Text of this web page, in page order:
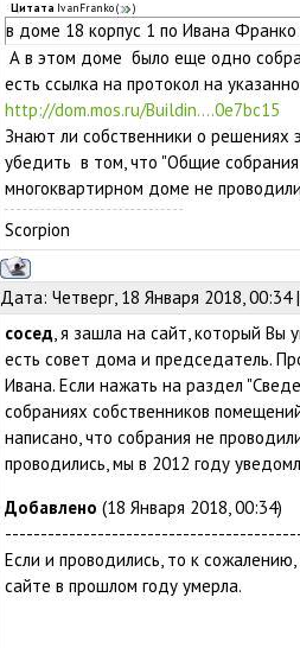
Цитата IvanFranko( )
в доме 18 корпус 1 по Ивана Франко
А в этом доме было еще одно
есть ссылка на протокол на
http://dom.mos.ru/Buildin....0e7bc15
Знают ли собственники о решениях
убедить в том, что "Общие
многоквартирном доме не
Scorpion
Дата: Четверг, 18 Января 2018,
сосед, я зашла на сайт, который Вы
есть совет дома и председатель.
Ивана. Если нажать на раздел
собраниях собственников
написано, что собрания не
проводились, мы в 2012 году
Добавлено (18 Января 2018, 00:34)
Если и проводились, то к
сайте в прошлом году умерла.